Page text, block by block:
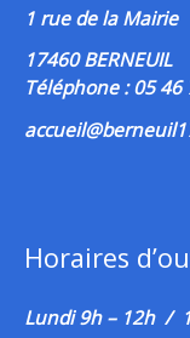
1 rue de la Mairie
17460 BERNEUIL
Téléphone : 05 46
Horaires
Lundi 9h – 12h /